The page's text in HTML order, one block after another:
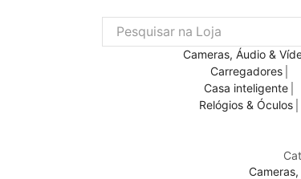
Cameras, Áudio &
Carregadores
Casa inteligente
Relógios & Óculos